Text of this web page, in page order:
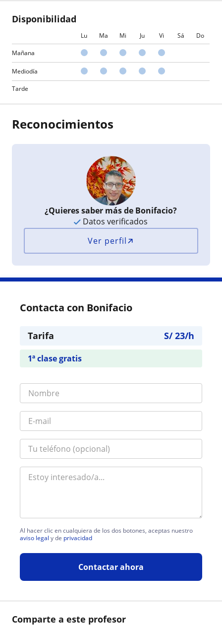
Comparte a este profesor
Disponibilidad
Lu Ma Mi Ju Vi Sá Do
Mañana
Mediodía
Tarde
Reconocimientos
¿Quieres saber más de Bonifacio?
Datos verificados
Ver perfil
Contacta con Bonifacio
Tarifa S/23/h
1ª clase gratis
Al hacer clic en cualquiera de los dos botones, aceptas nuestro
aviso legal y de privacidad
Contactar ahora